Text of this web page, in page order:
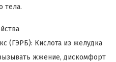
тела.
(ГЭРБ): Кислота из желудка
жжение, дискомфорт